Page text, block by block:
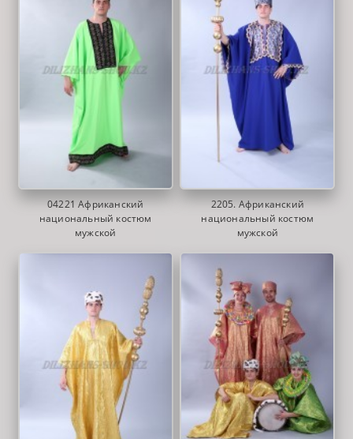
04221 Африканский
национальный костюм
мужской
2205. Африканский
национальный костюм
мужской